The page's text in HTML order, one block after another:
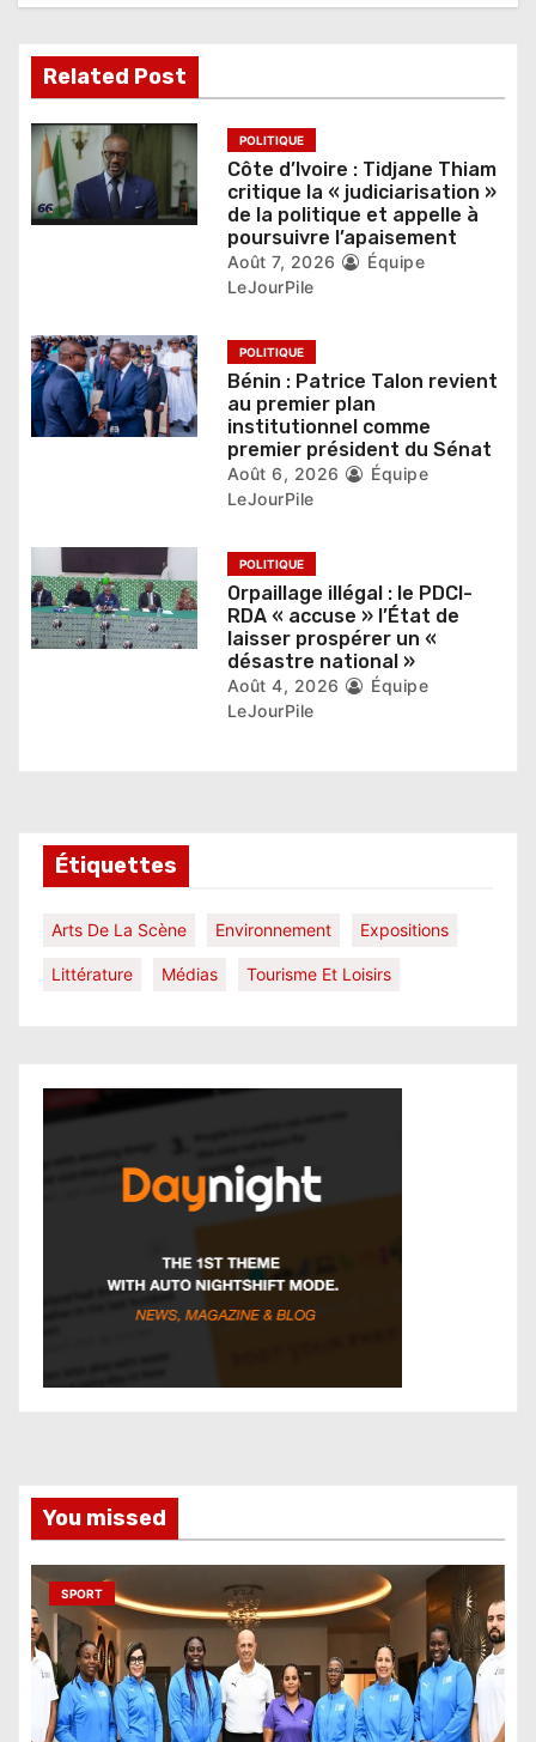
d
e
l
’
a
i
c
Related Post
POLITIQUE
Côte d’Ivoire : Tidjane Thiam
critique la « judiciarisation »
de la politique et appelle à
poursuivre l’apaisement
Août 7, 2026
Équipe
LeJourPile
POLITIQUE
Bénin : Patrice Talon revient
au premier plan
institutionnel comme
premier président du Sénat
Août 6, 2026
Équipe
LeJourPile
POLITIQUE
Orpaillage illégal : le PDCI-
RDA « accuse » l’État de
laisser prospérer un «
désastre national »
Août 4, 2026
Équipe
LeJourPile
Étiquettes
Arts De La Scène Environnement Expositions
Littérature Médias Tourisme Et Loisirs
You missed
SPORT